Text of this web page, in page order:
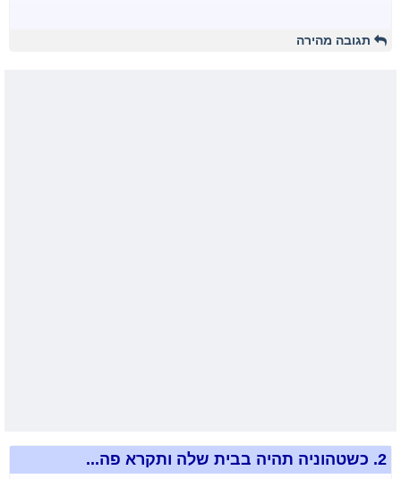
תגובה מהירה
2. כשטהוניה תהיה בבית שלה ותקרא פה...